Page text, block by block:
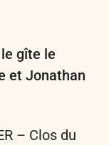
gîte le
et Jonathan
– Clos du